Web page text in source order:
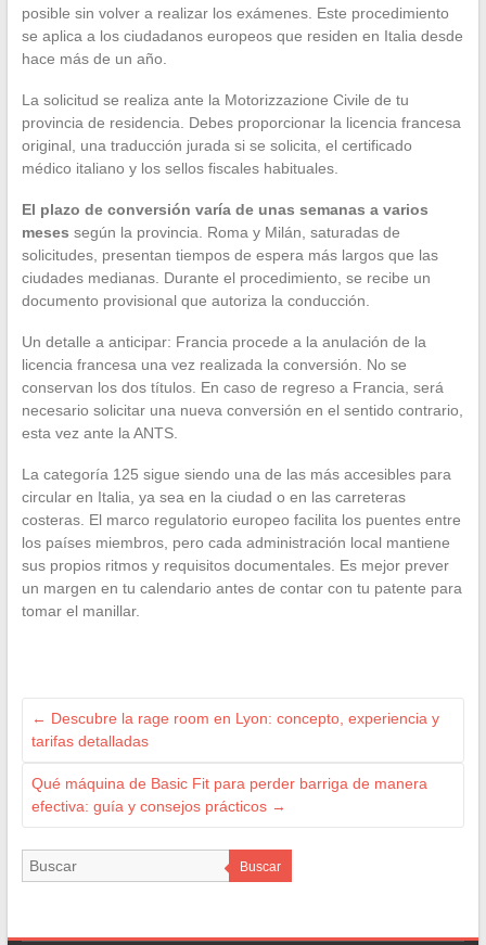
posible sin volver a realizar los exámenes. Este procedimiento
se aplica a los ciudadanos europeos que residen en Italia desde
hace más de un año.
La solicitud se realiza ante la Motorizzazione Civile de tu
provincia de residencia. Debes proporcionar la licencia francesa
original, una traducción jurada si se solicita, el certificado
médico italiano y los sellos fiscales habituales.
El plazo de conversión varía de unas semanas a varios
meses según la provincia. Roma y Milán, saturadas de
solicitudes, presentan tiempos de espera más largos que las
ciudades medianas. Durante el procedimiento, se recibe un
documento provisional que autoriza la conducción.
Un detalle a anticipar: Francia procede a la anulación de la
licencia francesa una vez realizada la conversión. No se
conservan los dos títulos. En caso de regreso a Francia, será
necesario solicitar una nueva conversión en el sentido contrario,
esta vez ante la ANTS.
La categoría 125 sigue siendo una de las más accesibles para
circular en Italia, ya sea en la ciudad o en las carreteras
costeras. El marco regulatorio europeo facilita los puentes entre
los países miembros, pero cada administración local mantiene
sus propios ritmos y requisitos documentales. Es mejor prever
un margen en tu calendario antes de contar con tu patente para
tomar el manillar.
← Descubre la rage room en Lyon: concepto, experiencia y
tarifas detalladas
Qué máquina de Basic Fit para perder barriga de manera
efectiva: guía y consejos prácticos →
Buscar